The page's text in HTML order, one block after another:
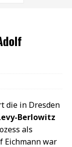
die in Dresden
Berlowitz
als
Eichmann war